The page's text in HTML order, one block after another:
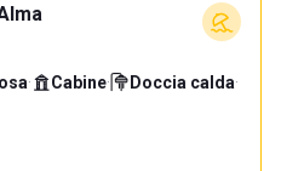
· Cabine· Doccia calda·